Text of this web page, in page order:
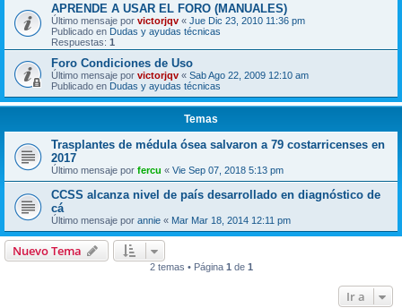
APRENDE A USAR EL FORO (MANUALES)
Último mensaje por victorjqv « Jue Dic 23, 2010 11:36 pm
Publicado en Dudas y ayudas técnicas
Respuestas: 1
Foro Condiciones de Uso
Último mensaje por victorjqv « Sab Ago 22, 2009 12:10 am
Publicado en Dudas y ayudas técnicas
Temas
Trasplantes de médula ósea salvaron a 79 costarricenses en
2017
Último mensaje por fercu « Vie Sep 07, 2018 5:13 pm
CCSS alcanza nivel de país desarrollado en diagnóstico de
cá
Último mensaje por annie « Mar Mar 18, 2014 12:11 pm
Nuevo Tema
2 temas • Página 1 de 1
Ir a